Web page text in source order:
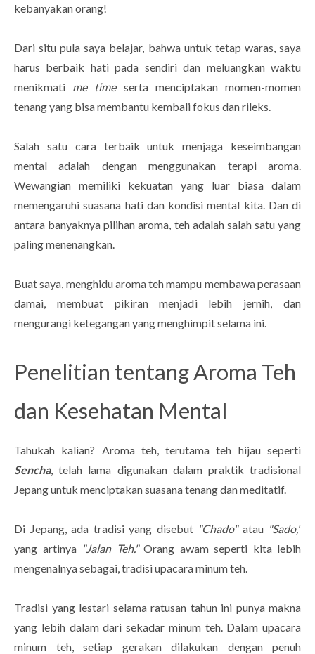
kebanyakan orang!
Dari situ pula saya belajar, bahwa untuk tetap waras, saya
harus berbaik hati pada sendiri dan meluangkan waktu
menikmati me timeserta menciptakan momen-momen
tenang yang bisa membantu kembali fokus dan rileks.
Salah satu cara terbaik untuk menjaga keseimbangan
mental adalah dengan menggunakan terapi aroma.
Wewangian memiliki kekuatan yang luar biasa dalam
memengaruhi suasana hati dan kondisi mental kita. Dan di
antara banyaknya pilihan aroma, teh adalah salah satu yang
paling menenangkan.
Buat saya, menghidu aroma teh mampu membawa perasaan
damai, membuat pikiran menjadi lebih jernih, dan
mengurangi ketegangan yang menghimpit selama ini.
Penelitian tentang Aroma Teh
dan Kesehatan Mental
Tahukah kalian? Aroma teh, terutama teh hijau seperti
Sencha, telah lama digunakan dalam praktik tradisional
Jepang untuk menciptakan suasana tenang dan meditatif.
Di Jepang, ada tradisi yang disebut "Chado"atau "Sado,"
yang artinya "Jalan Teh."Orang awam seperti kita lebih
mengenalnya sebagai, tradisi upacara minum teh.
Tradisi yang lestari selama ratusan tahun ini punya makna
yang lebih dalam dari sekadar minum teh. Dalam upacara
minum teh, setiap gerakan dilakukan dengan penuh